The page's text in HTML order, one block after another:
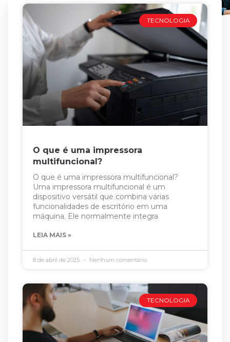
TECNOLOGIA
O que é uma impressora
multifuncional?
O que é uma impressora multifuncional?
Uma impressora multifuncional é um
dispositivo versátil que combina várias
funcionalidades de escritório em uma
máquina. Ele normalmente integra
LEIA MAIS »
8 de abril de 2025 Nenhum comentário
TECNOLOGIA